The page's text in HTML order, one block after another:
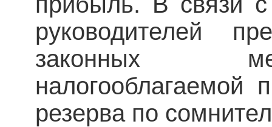
руководителей
законных
налогооблагаемой
резерва по